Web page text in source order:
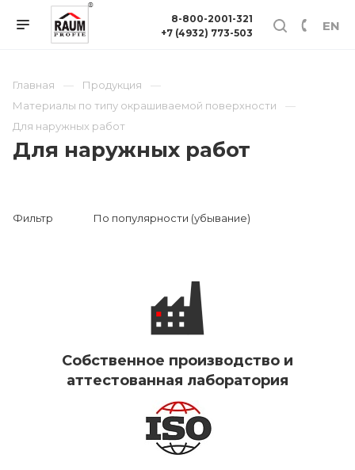
EN
8-800-2001-321
+7 (4932) 773-503
Главная
Продукция
Материалы по типу окрашиваемой поверхности
Для наружных работ
Для наружных работ
Фильтр По популярности (убывание)
Собственное производство и
аттестованная лаборатория